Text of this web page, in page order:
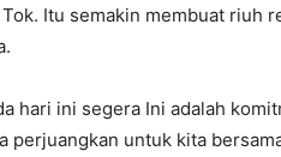
Itu semakin membuat riuh
hari ini segera Ini adalah
perjuangkan untuk kita